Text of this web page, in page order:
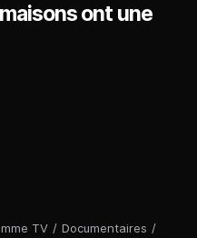
TV / Documentaires /
ont une